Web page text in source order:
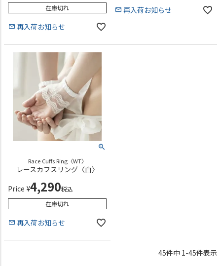
在庫切れ
再入荷お知らせ
再入荷お知らせ
Race Cuffs Ring〈WT〉
レースカフスリング〈白〉
Price ¥4,290税込
在庫切れ
再入荷お知らせ
45件中 1-45件表示